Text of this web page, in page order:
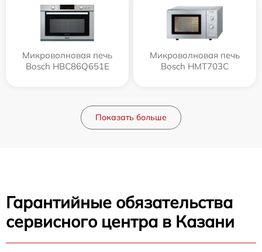
Микроволновая печь
Bosch HBC86Q651E
Микроволновая печь
Bosch HMT703C
Показать больше
Гарантийные обязательства
сервисного центра в Казани